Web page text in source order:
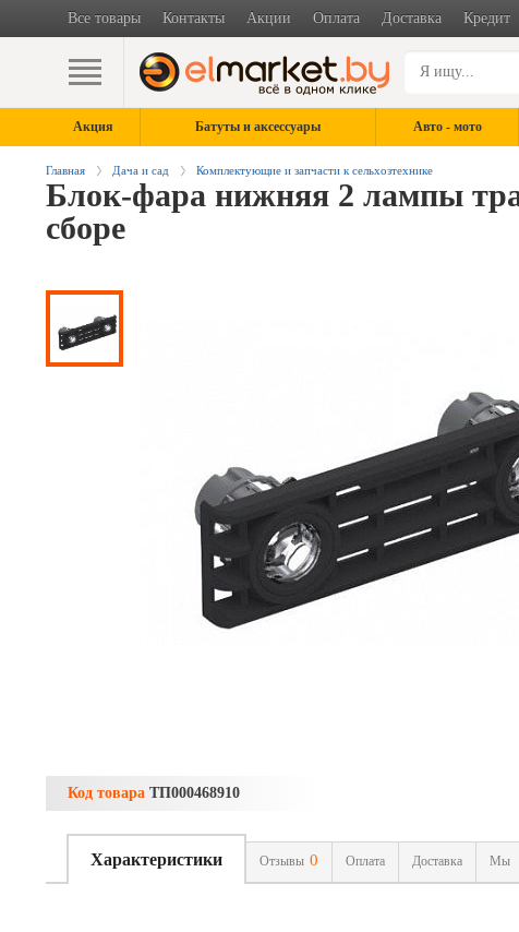
Все товары Контакты Акции Оплата Доставка Кредит
Акция Батуты и аксессуары Авто - мото
Главная Дача и сад Комплектующие и запчасти к сельхозтехнике
Блок-фара нижняя 2 лампы
сборе
Код товара ТП000468910
Характеристики Отзывы 0 Оплата Доставка Мы